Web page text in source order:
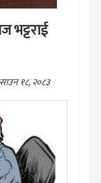
भट्टराई
१८, २०८३